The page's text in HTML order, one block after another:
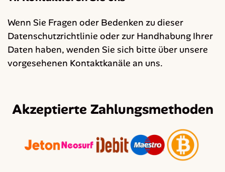
Wenn Sie Fragen oder Bedenken zu dieser
Datenschutzrichtlinie oder zur Handhabung Ihrer
Daten haben, wenden Sie sich bitte über unsere
vorgesehenen Kontaktkanäle an uns.
Akzeptierte Zahlungsmethoden